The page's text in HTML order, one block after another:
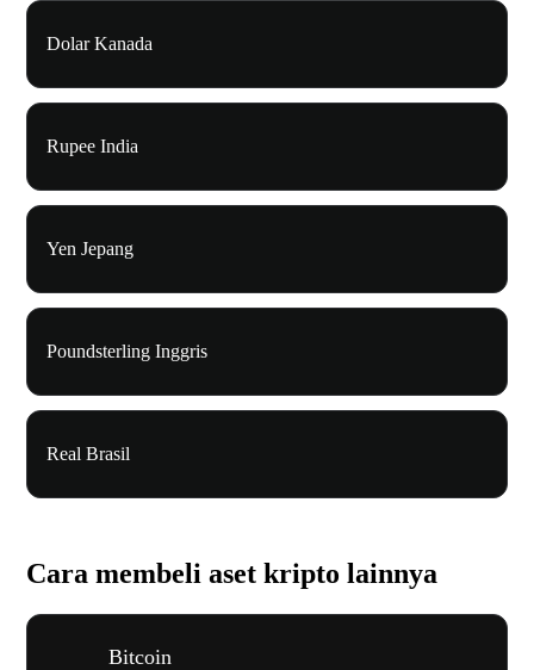
Dolar Kanada
Rupee India
Yen Jepang
Poundsterling Inggris
Real Brasil
Cara membeli aset kripto lainnya
Bitcoin